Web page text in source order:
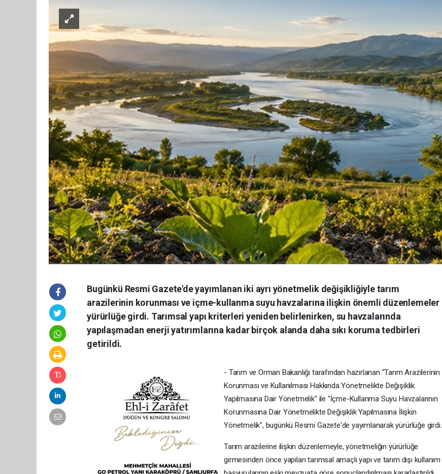
Bugünkü Resmi Gazete'de yayımlanan iki ayrı yönetmelik değişikliğiyle tarım
arazilerinin korunması ve içme-kullanma suyu havzalarına ilişkin önemli düzenlemeler
yürürlüğe girdi. Tarımsal yapı kriterleri yeniden belirlenirken, su havzalarında
yapılaşmadan enerji yatırımlarına kadar birçok alanda daha sıkı koruma tedbirleri
getirildi.
- Tarım ve Orman Bakanlığı tarafından hazırlanan "Tarım Arazilerinin
Korunması ve Kullanılması Hakkında Yönetmelikte Değişiklik
Yapılmasına Dair Yönetmelik" ile "İçme-Kullanma Suyu Havzalarının
Korunmasına Dair Yönetmelikte Değişiklik Yapılmasına İlişkin
Yönetmelik", bugünkü Resmi Gazete'de yayımlanarak yürürlüğe girdi.
Tarım arazilerine ilişkin düzenlemeyle, yönetmeliğin yürürlüğe
girmesinden önce yapılan tarımsal amaçlı yapı ve tarım dışı kullanım